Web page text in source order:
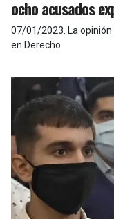
ocho acusados
07/01/2023 La
en Derecho